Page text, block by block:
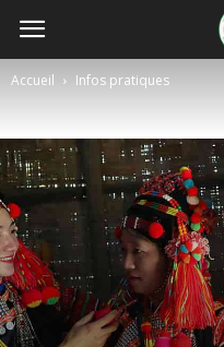
Accueil Infos pratiques